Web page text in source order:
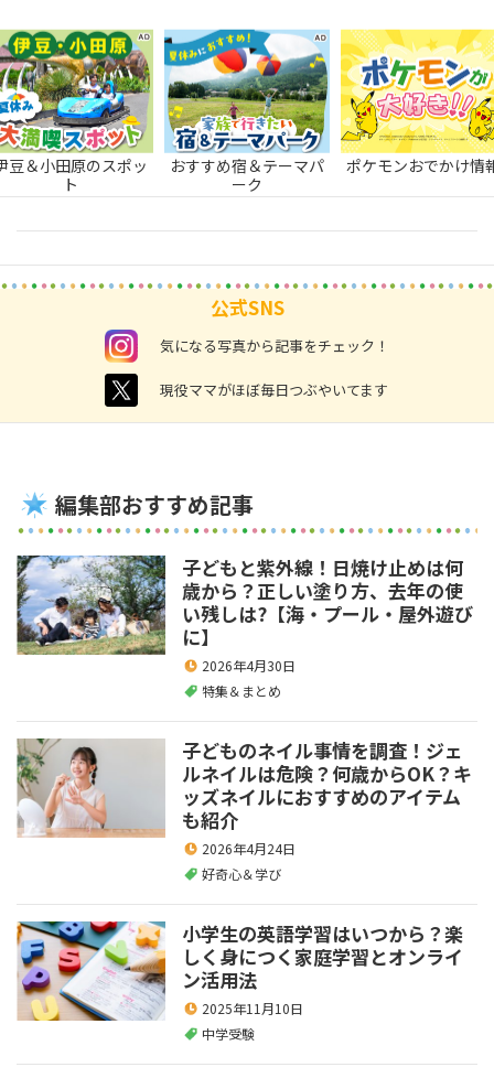
豆＆小田原のスポッ
ト
おすすめ宿＆テーマパ
ーク
ポケモンおでかけ情
公式SNS
instagram 気になる写真から記事をチェック！
twitter 現役ママがほぼ毎日つぶやいてます
編集部おすすめ記事
子どもと紫外線！日焼け止めは何
歳から？正しい塗り方、去年の使
い残しは?【海・プール・屋外遊び
に】
2026年4月30日
特集＆まとめ
子どものネイル事情を調査！ジェ
ルネイルは危険？何歳からOK？キ
ッズネイルにおすすめのアイテム
も紹介
2026年4月24日
好奇心＆学び
小学生の英語学習はいつから？楽
しく身につく家庭学習とオンライ
ン活用法
2025年11月10日
中学受験